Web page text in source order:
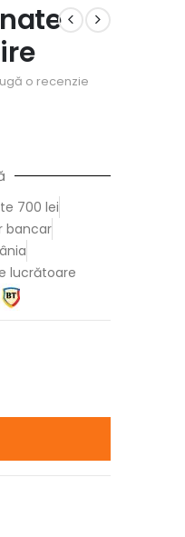
o recenzie
700 lei
bancar
lucrătoare